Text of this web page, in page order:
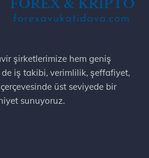
şirketlerimize hem geniş
de iş takibi, verimlilik, şeffafiyet,
üst seviyede bir
sunuyoruz.